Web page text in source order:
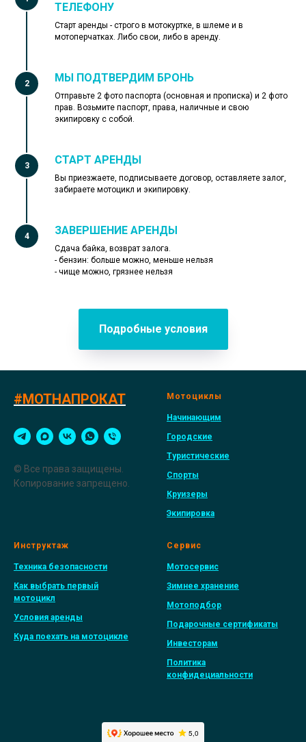
ТЕЛЕФОНУ
Старт аренды - строго в мотокуртке, в шлеме и в
мотоперчатках. Либо свои, либо в аренду.
МЫ ПОДТВЕРДИМ БРОНЬ
Отправьте 2 фото паспорта (основная и прописка) и 2 фото
прав. Возьмите паспорт, права, наличные и свою
экипировку с собой.
СТАРТ АРЕНДЫ
Вы приезжаете, подписываете договор, оставляете залог,
забираете мотоцикл и экипировку.
ЗАВЕРШЕНИЕ АРЕНДЫ
Сдача байка, возврат залога.
- бензин: больше можно, меньше нельзя
- чище можно, грязнее нельзя
Подробные условия
#МОТНАПРОКАТ
© Все права защищены.
Копирование запрещено.
Мотоциклы
Начинающим
Городские
Туристические
Спорты
Круизеры
Экипировка
Инструктаж
Техника безопасности
Как выбрать первый
мотоцикл
Условия аренды
Куда поехать на мотоцикле
Сервис
Мотосервис
Зимнее хранение
Мотоподбор
Подарочные сертификаты
Инвесторам
Политика
конфидециальности